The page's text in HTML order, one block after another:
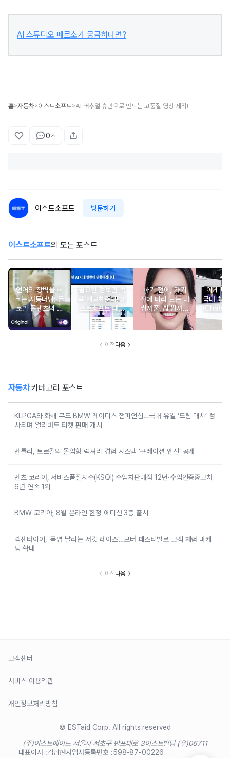
AI 스튜디오 페르소가 궁금하다면?
홈>자동차>이스트소프트>AI 버추얼 휴먼으로 만드는 고품질 영상 제작!
0
이스트소프트 방문하기
이스트소프트의 모든 포스트
언어의 장벽을 허
무는 자동더빙: 글
로벌 콘텐츠의 판
도를 바꾸는 AI
필요한 정보만 쏙
쏙 제공해준다! 이
스트소프트 대화
형 AI 서비스 '앨
런(Alan)'
하기 전에, 가기
전에 미리 보는 내
쌍꺼풀! AI 쌍꺼풀
매칭앱 beMe!
이게 바
국내 최
면 연
이전다음
자동차카테고리 포스트
KLPGA와 화해 무드 BMW 레이디스 챔피언십…국내 유일 ‘드림 매치’ 성
사되며 얼리버드 티켓 판매 개시
벤틀리, 토르칼의 몰입형 럭셔리 경험 시스템 ‘큐레이션 엔진’ 공개
벤츠 코리아, 서비스품질지수(KSQI) 수입차판매점 12년·수입인증중고차
6년 연속 1위
BMW 코리아, 8월 온라인 한정 에디션 3종 출시
넥센타이어, ‘폭염 날리는 서킷 레이스’…모터 페스티벌로 고객 체험 마케
팅 확대
이전다음
고객센터
서비스 이용약관
개인정보처리방침
© ESTaid Corp. All rights reserved
(주)이스트에이드 서울시 서초구 반포대로 3이스트빌딩 (우)06711
대표이사 :김남현사업자등록번호 :598-87-00226